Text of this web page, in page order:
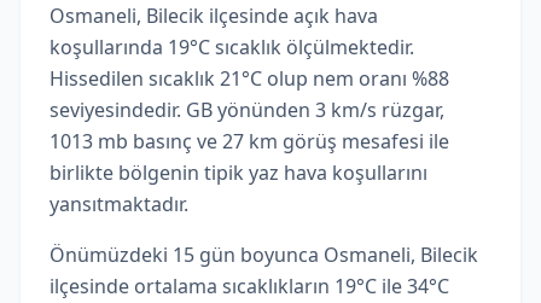
Osmaneli, Bilecik ilçesinde açık hava
koşullarında 19°C sıcaklık ölçülmektedir.
Hissedilen sıcaklık 21°C olup nem oranı %88
seviyesindedir. GB yönünden 3 km/s rüzgar,
1013 mb basınç ve 27 km görüş mesafesi ile
birlikte bölgenin tipik yaz hava koşullarını
yansıtmaktadır.
Önümüzdeki 15 gün boyunca Osmaneli, Bilecik
ilçesinde ortalama sıcaklıkların 19°C ile 34°C